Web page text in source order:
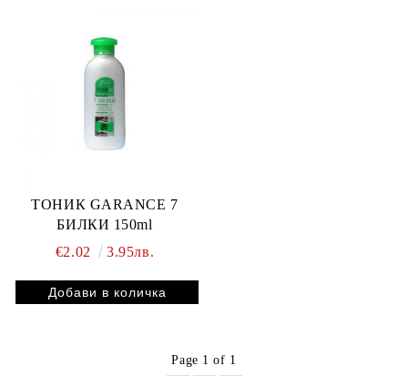
ТОНИК GARANCE 7
БИЛКИ 150ml
€2.02
3.95лв.
Page 1 of 1